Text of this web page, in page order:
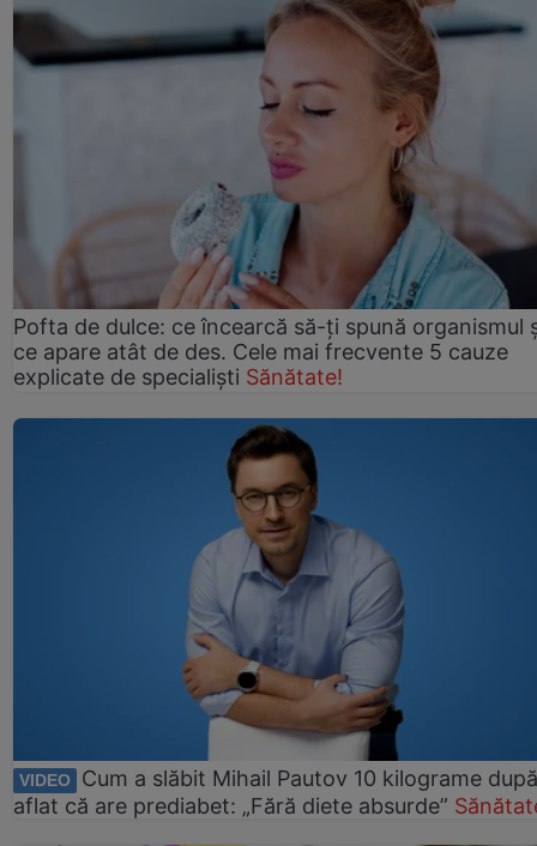
Pofta de dulce: ce încearcă să-ți spună organismul
ce apare atât de des. Cele mai frecvente 5 cauze
explicate de specialiști Sănătate!
VIDEO
Cum a slăbit Mihail Pautov 10 kilograme
aflat că are prediabet: „Fără diete absurde”